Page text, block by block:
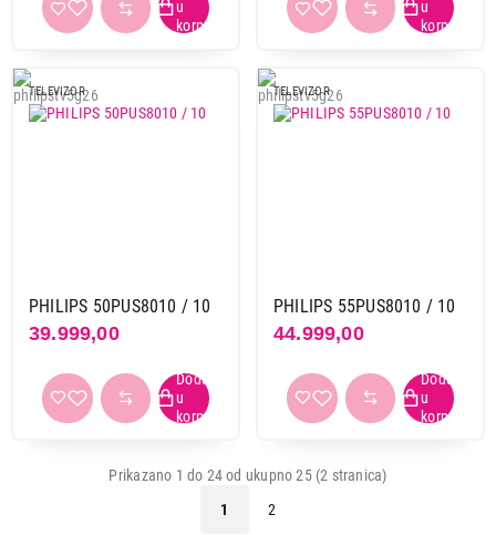
TELEVIZOR
PHILIPS 50PUS8010 / 10
39.999,00
TELEVIZOR
PHILIPS 55PUS8010 / 10
44.999,00
Prikazano 1 do 24 od ukupno 25 (2 stranica)
1
2